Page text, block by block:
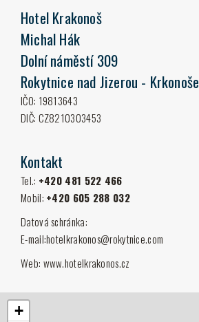
Hotel Krakonoš
Michal Hák
Dolní náměstí 309
Rokytnice nad Jizerou - Krkonoše
IČO: 19813643
DIČ: CZ8210303453
Kontakt
Tel.: +420 481 522 466
Mobil: +420 605 288 032
Datová schránka:
E-mail:hotelkrakonos@rokyt­nice.com
Web: www.hotelkrakonos.cz
+